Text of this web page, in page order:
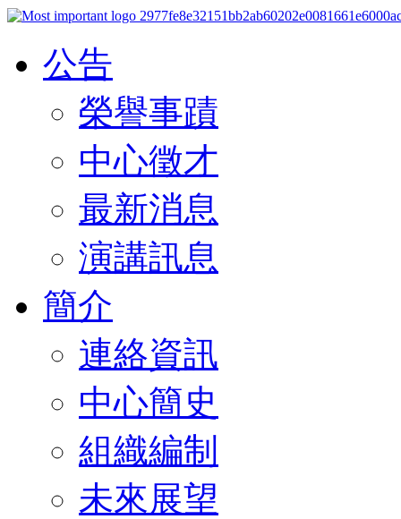
公告
榮譽事蹟
中心徵才
最新消息
演講訊息
簡介
連絡資訊
中心簡史
組織編制
未來展望